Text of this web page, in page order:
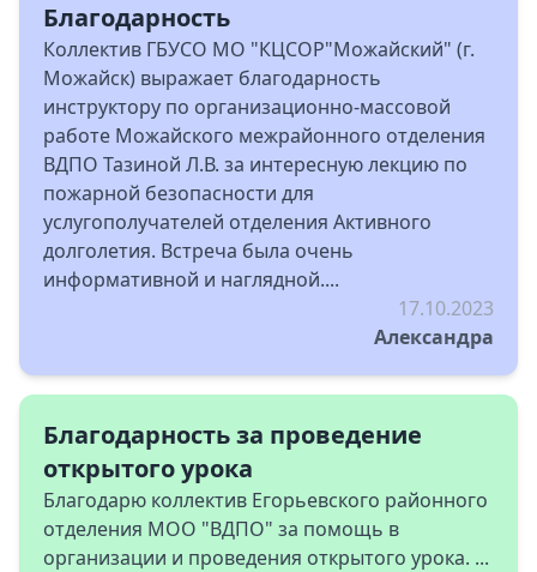
Благодарность
Коллектив ГБУСО МО "КЦСОР"Можайский" (г.
Можайск) выражает благодарность
инструктору по организационно-массовой
работе Можайского межрайонного отделения
ВДПО Тазиной Л.В. за интересную лекцию по
пожарной безопасности для
услугополучателей отделения Активного
долголетия. Встреча была очень
информативной и наглядной....
17.10.2023
Александра
Благодарность за проведение
открытого урока
Благодарю коллектив Егорьевского районного
отделения МОО "ВДПО" за помощь в
организации и проведения открытого урока. ...